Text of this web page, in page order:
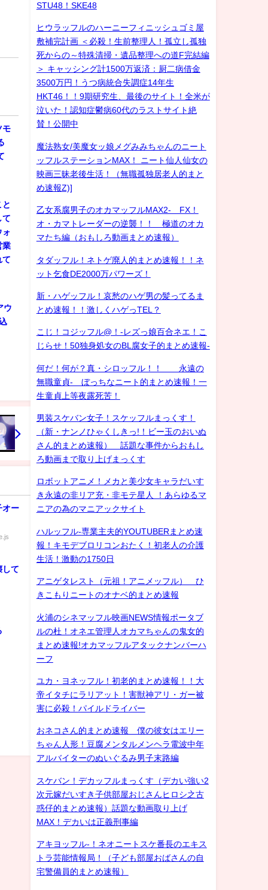
モ
て
ォ
業
て
ウ
オー
して
STU48！SKE48
ヒウラッフルのハーニーフィニッシュゴミ屋
敷補完計画 ＜必殺！生前整理人！孤立し孤独
死からの～特殊清掃・遺品整理への道F完結編
＞ キャッシング計1500万返済：厨二病借金
3500万円！うつ病統合失調症14年生
HKT46！！9期研究生、最後のサイト！全米が
泣いた！認知症鬱病60代のラストサイト絶
賛！公開中
魔法熟女/美魔女ッ娘メグみみちゃんのニート
ッフルステーションMAX！ ニート仙人仙女の
映画三昧老後生活！（無職孤独居老人的まと
め速報Z)]
乙女系腐男子のオカマッフルMAX2- FX！
オ・カマトレーダーの逆襲！！ 極道のオカ
マたち編（おもしろ動画まとめ速報）
タダッフル！ネトゲ廃人的まとめ速報！！ネ
ット乞食DE2000万パワーズ！
新・ハゲッフル！哀愁のハゲ男の髪ってるま
とめ速報！！激しくハゲっTEL？
こじ！コジッフル@！-レズっ娘百合ネエ！こ
じらせ！50独身処女のBL腐女子的まとめ速報-
何だ！何が？真・シロッフル！！ 永遠の
無職童貞- ぼっちなニート的まとめ速報！一
生童貞上等夜露死苦！
男装スケバン女子！スケッフルまっくす！
（新・ナンノひゃくしきっ!！ビー玉のおいぬ
さん的まとめ速報） 話題な事件からおもし
ろ動画まで取り上げまっくす
ロボットアニメ！メカと美少女キャラだいす
き永遠の非リア充・非モテ星人 ！あらゆるマ
ニアの為のマニアックサイト
ハルッフル-専業主夫的YOUTUBERまとめ速
報！キモデブロリコンおたく！初老人の介護
生活！激動の1750日
アニゲタレスト（元祖！アニメッフル） ひ
きこもりニートのオナベ的まとめ速報
火浦のシネマッフル映画NEWS情報ポータブ
ルの杜！オネエ管理人オカマちゃんの鬼女的
まとめ速報!オカマッフルアタックナンバーハ
ーフ
ユカ・ヨネッフル！初老的まとめ速報！！大
帝イタチにラリアット！害獣神アリ・ガー被
害に必殺！パイルドライバー
おネコさん的まとめ速報 僕の彼女はエリー
ちゃん人形！豆腐メンタルメンヘラ電波中年
アルバイターのぬいぐるみ男子末路編
スケバン！デカッフルまっくす（デカい強い2
次元嫁だいすき子供部屋おじさんヒロシ之古
惑仔的まとめ速報）話題な動画取り上げ
MAX！デカいは正義刑事編
アキヨッフル-！ネオニートスケ番長のエキス
トラ芸能情報局！（子ども部屋おばさんの自
宅警備員的まとめ速報）